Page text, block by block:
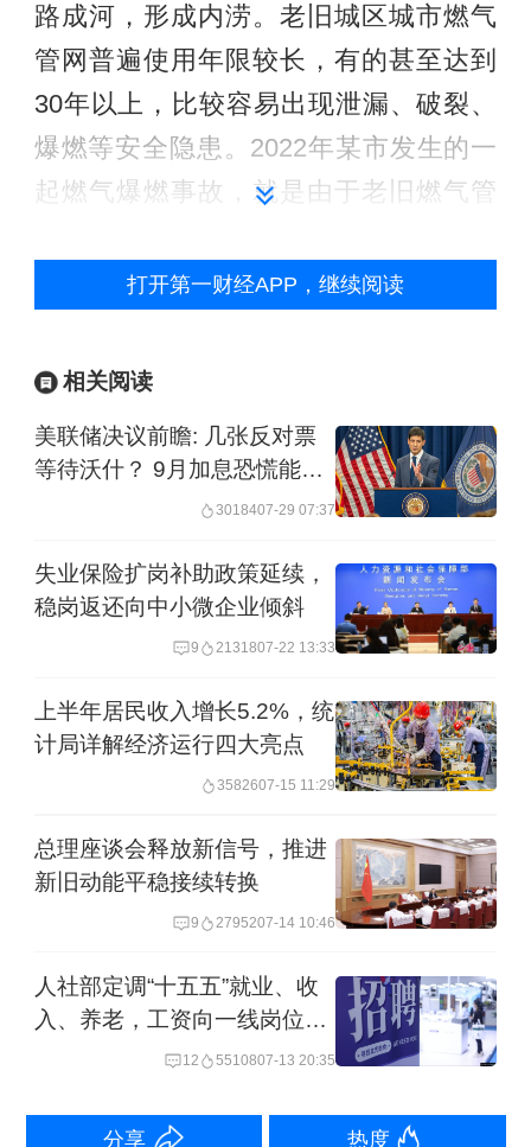
路成河，形成内涝。老旧城区城市燃气
管网普遍使用年限较长，有的甚至达到
30年以上，比较容易出现泄漏、破裂、
爆燃等安全隐患。2022年某市发生的一
起燃气爆燃事故，就是由于老旧燃气管
产损失；同时，老旧城区房屋“弱不经
为此，《意见》提出，在城市更新过程
中，要稳妥推进危险住房改造，加快城
市燃气、供水、排水、污水、供热等地
下管线管网和地下综合管廊建设改造，
完善建设运维长效管理制度。这是关系
到居民安全的大问题，也是居民最关心
根据5月20日国新办新闻发布会上的信
息，目前，已经有超过一半的地级及以
工程建设，配套加装物联智能感知的设
备，来保障城市基础设施安全运行。
但应该看到，有安全隐患的老旧城区依
然不少，这需要进一步排查和改进以最
大程度消除安全隐患。
其次是城市更新要更加着眼于便民，让
打开第一财经APP，继续阅读
相关阅读
美联储决议前瞻: 几张反对票
等待沃什？ 9月加息恐慌能否
3018407-29 07:37
失业保险扩岗补助政策延续，
稳岗返还向中小微企业倾斜
9 2131807-22 13:33
上半年居民收入增长5.2%，统
计局详解经济运行四大亮点
3582607-15 11:29
总理座谈会释放新信号，推进
新旧动能平稳接续转换
9 2795207-14 10:46
人社部定调“十五五”就业、收
入、养老，工资向一线岗位倾
12 5510807-13 20:35
分享 热度